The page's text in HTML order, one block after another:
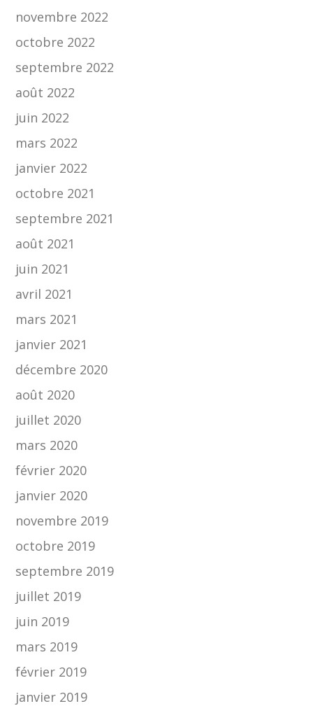
novembre 2022
octobre 2022
septembre 2022
août 2022
juin 2022
mars 2022
janvier 2022
octobre 2021
septembre 2021
août 2021
juin 2021
avril 2021
mars 2021
janvier 2021
décembre 2020
août 2020
juillet 2020
mars 2020
février 2020
janvier 2020
novembre 2019
octobre 2019
septembre 2019
juillet 2019
juin 2019
mars 2019
février 2019
janvier 2019